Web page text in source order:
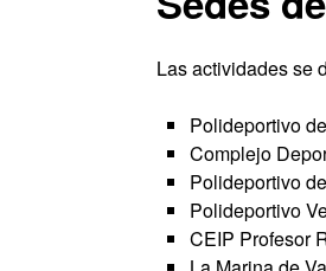
Las actividades se
Polideportivo
Complejo
Polideportivo
Polideportivo
CEIP Profesor